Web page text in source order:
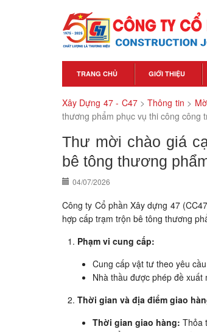
TRANG CHỦ GIỚI THIỆU
Xây Dựng 47 - C47>Thông tin >
thương phẩm phục vụ thi công công
Thư mời chào giá
bê tông thương
04/07/2026
Công ty Cổ phần Xây dựng 47
hợp cấp trạm trộn bê tông thương
Phạm vi cung cấp:
Cung cấp vật tư theo yêu
Nhà thầu được phép đề
Thời gian và địa điểm giao
Thời gian giao hàng: Thỏa